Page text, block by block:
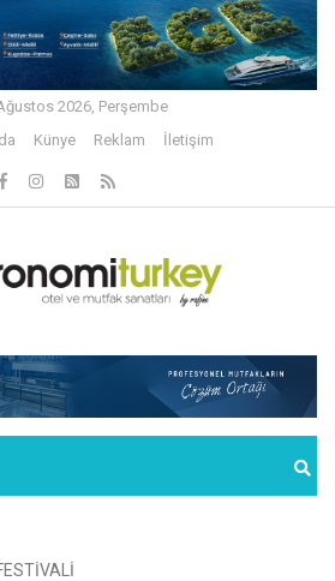
2026, Perşembe
Künye Reklam İletişim